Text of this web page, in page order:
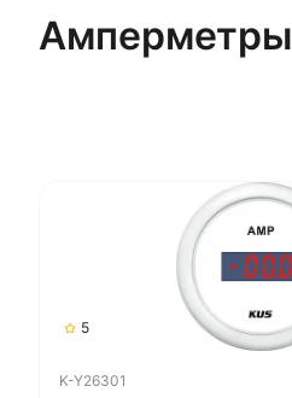
Амперметры
5
K-Y26301